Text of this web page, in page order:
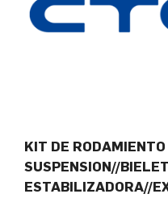
KIT DE
SUSPENSION//
ESTABILIZADORA//